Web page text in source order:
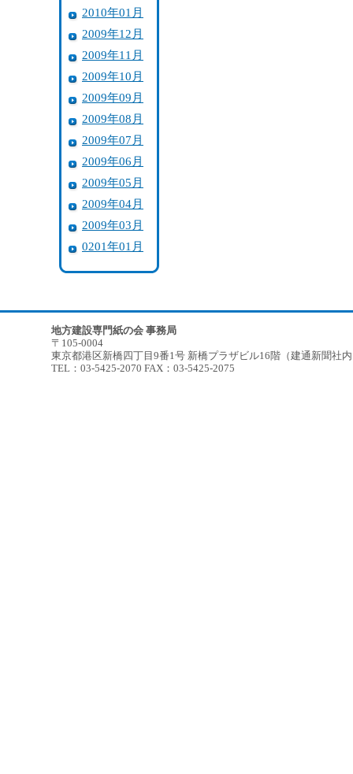
2010年01月
2009年12月
2009年11月
2009年10月
2009年09月
2009年08月
2009年07月
2009年06月
2009年05月
2009年04月
2009年03月
0201年01月
地方建設専門紙の会 事務局
〒105-0004
東京都港区新橋四丁目9番1号 新橋プラザビル16階（建通新聞社
TEL：03-5425-2070 FAX：03-5425-2075